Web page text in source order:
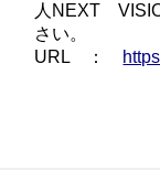
人NEXT
さい。
URL ：